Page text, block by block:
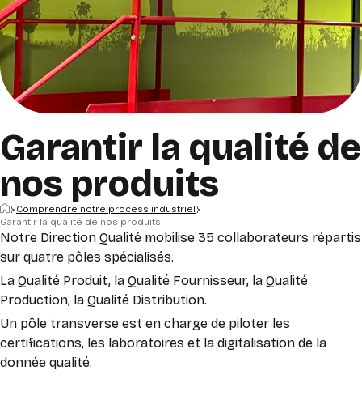
Garantir la qualité de
nos produits
Accueil
Comprendre notre process industriel
Garantir la qualité de nos produits
Notre Direction Qualité mobilise 35 collaborateurs répartis
sur quatre pôles spécialisés.
La Qualité Produit, la Qualité Fournisseur, la Qualité
Production, la Qualité Distribution.
Un pôle transverse est en charge de piloter les
certifications, les laboratoires et la digitalisation de la
donnée qualité.